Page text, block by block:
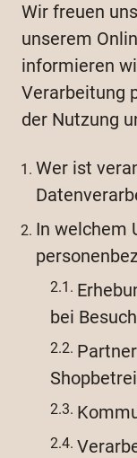
Wir freuen
unserem
informieren
Verarbeitung
der Nutzung
Wer ist
In welchem
bei